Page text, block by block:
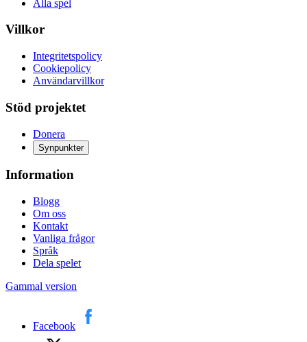
Alla spel
Villkor
Integritetspolicy
Cookiepolicy
Användarvillkor
Stöd projektet
Donera
Synpunkter
Information
Blogg
Om oss
Kontakt
Vanliga frågor
Språk
Dela spelet
Gammal version
Facebook